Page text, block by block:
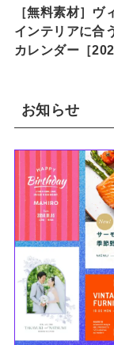
［無料素材］ヴ
インテリアに合
カレンダー［
お知らせ